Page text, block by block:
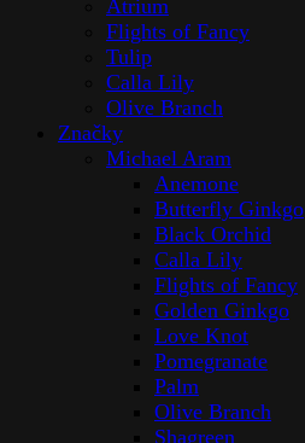
Atrium
Flights of Fancy
Tulip
Calla Lily
Olive Branch
Značky
Michael Aram
Anemone
Butterfly Ginkgo
Black Orchid
Calla Lily
Flights of Fancy
Golden Ginkgo
Love Knot
Pomegranate
Palm
Olive Branch
Shagreen